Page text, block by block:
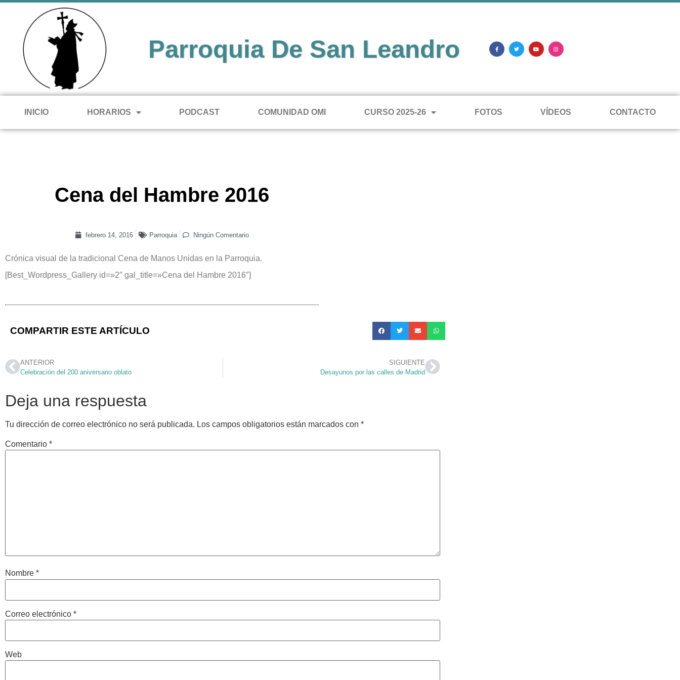
Parroquia De San Leandro
INICIO HORARIOS PODCAST COMUNIDAD OMI CURSO 2025-26 FOTOS VÍDEOS CONTACTO
Cena del Hambre 2016
febrero 14, 2016 Parroquia Ningún Comentario
Crónica visual de la tradicional Cena de Manos Unidas en la Parroquia.
[Best_Wordpress_Gallery id=»2″ gal_title=»Cena del Hambre 2016″]
COMPARTIR ESTE ARTÍCULO
ANTERIOR
Celebración del 200 aniversario oblato
SIGUIENTE
Desayunos por las calles de Madrid
Deja una respuesta
Tu dirección de correo electrónico no será publicada. Los campos obligatorios están marcados con *
Comentario *
Nombre *
Correo electrónico *
Web